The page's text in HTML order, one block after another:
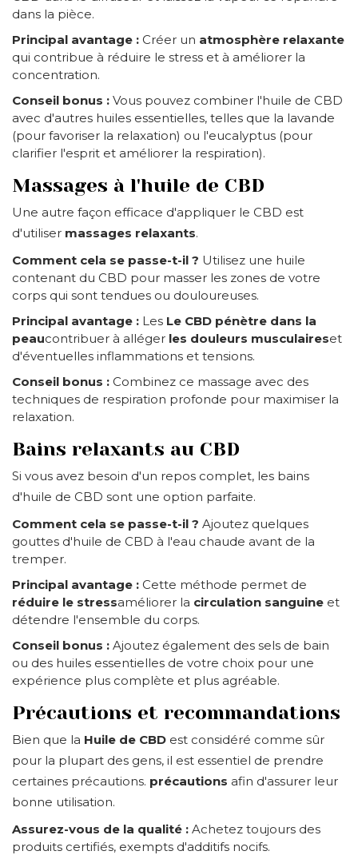
dans la pièce.
Principal avantage : Créer un atmosphère relaxante
qui contribue à réduire le stress et à améliorer la
concentration.
Conseil bonus : Vous pouvez combiner l'huile de CBD
avec d'autres huiles essentielles, telles que la lavande
(pour favoriser la relaxation) ou l'eucalyptus (pour
clarifier l'esprit et améliorer la respiration).
Massages à l'huile de CBD
Une autre façon efficace d'appliquer le CBD est
d'utiliser massages relaxants.
Comment cela se passe-t-il ? Utilisez une huile
contenant du CBD pour masser les zones de votre
corps qui sont tendues ou douloureuses.
Principal avantage : Les Le CBD pénètre dans la
peaucontribuer à alléger les douleurs musculaireset
d'éventuelles inflammations et tensions.
Conseil bonus : Combinez ce massage avec des
techniques de respiration profonde pour maximiser la
relaxation.
Bains relaxants au CBD
Si vous avez besoin d'un repos complet, les bains
d'huile de CBD sont une option parfaite.
Comment cela se passe-t-il ? Ajoutez quelques
gouttes d'huile de CBD à l'eau chaude avant de la
tremper.
Principal avantage : Cette méthode permet de
réduire le stressaméliorer la circulation sanguine et
détendre l'ensemble du corps.
Conseil bonus : Ajoutez également des sels de bain
ou des huiles essentielles de votre choix pour une
expérience plus complète et plus agréable.
Précautions et recommandations
Bien que la Huile de CBD est considéré comme sûr
pour la plupart des gens, il est essentiel de prendre
certaines précautions. précautions afin d'assurer leur
bonne utilisation.
Assurez-vous de la qualité : Achetez toujours des
produits certifiés, exempts d'additifs nocifs.